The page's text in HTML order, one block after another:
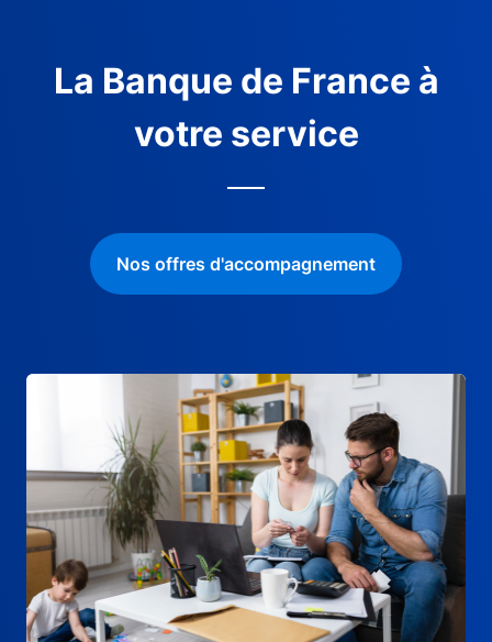
La Banque de France à
votre service
Nos offres d'accompagnement